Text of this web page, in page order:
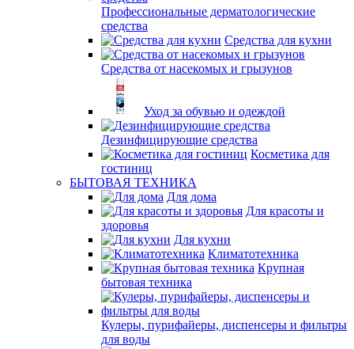
Профессиональные дерматологические
средства
Средства для кухни
Средства от насекомых и грызунов
Уход за обувью и одеждой
Дезинфицирующие средства
Косметика для
гостиниц
БЫТОВАЯ ТЕХНИКА
Для дома
Для красоты и
здоровья
Для кухни
Климатотехника
Крупная
бытовая техника
Кулеры, пурифайеры, диспенсеры и фильтры
для воды